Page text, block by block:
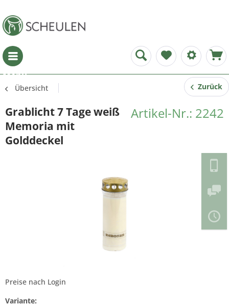
Menü
Übersicht Zurück
Artikel-Nr.: 2242
Grablicht 7 Tage weiß
Memoria mit
Golddeckel
Preise nach Login
Variante: